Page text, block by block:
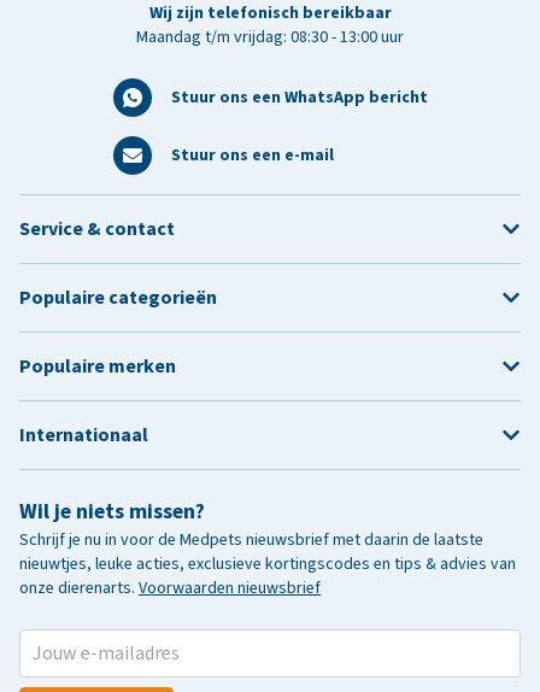
Wij zijn telefonisch bereikbaar
Maandag t/m vrijdag: 08:30 - 13:00 uur
Stuur ons een WhatsApp bericht
Stuur ons een e-mail
Wil je niets missen?
Schrijf je nu in voor de Medpets nieuwsbrief met daarin de laatste
nieuwtjes, leuke acties, exclusieve kortingscodes en tips & advies van
onze dierenarts. Voorwaarden nieuwsbrief
Service & contact
Populaire categorieën
Populaire merken
Internationaal